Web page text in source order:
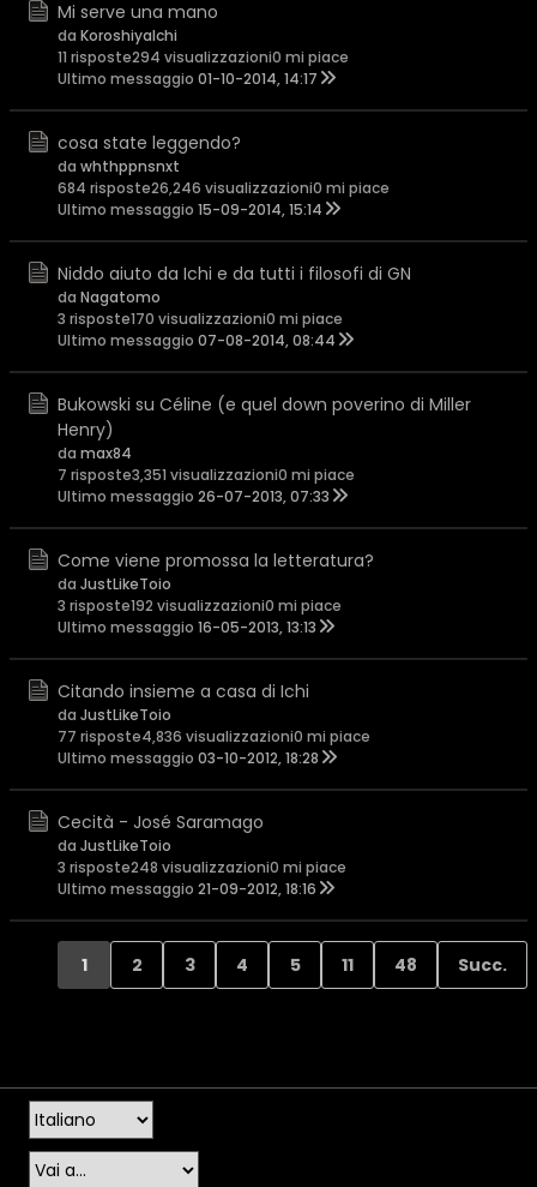
Mi serve una mano
da KoroshiyaIchi
11 risposte294 visualizzazioni0 mi piace
Ultimo messaggio 01-10-2014, 14:17
cosa state leggendo?
da whthppnsnxt
684 risposte26,246 visualizzazioni0 mi piace
Ultimo messaggio 15-09-2014, 15:14
Niddo aiuto da Ichi e da tutti i filosofi di GN
da Nagatomo
3 risposte170 visualizzazioni0 mi piace
Ultimo messaggio 07-08-2014, 08:44
Bukowski su Céline (e quel down poverino di Miller
Henry)
da max84
7 risposte3,351 visualizzazioni0 mi piace
Ultimo messaggio 26-07-2013, 07:33
Come viene promossa la letteratura?
da JustLikeToio
3 risposte192 visualizzazioni0 mi piace
Ultimo messaggio 16-05-2013, 13:13
Citando insieme a casa di Ichi
da JustLikeToio
77 risposte4,836 visualizzazioni0 mi piace
Ultimo messaggio 03-10-2012, 18:28
Cecità - José Saramago
da JustLikeToio
3 risposte248 visualizzazioni0 mi piace
Ultimo messaggio 21-09-2012, 18:16
1 2 3 4 5 11 48 Succ.